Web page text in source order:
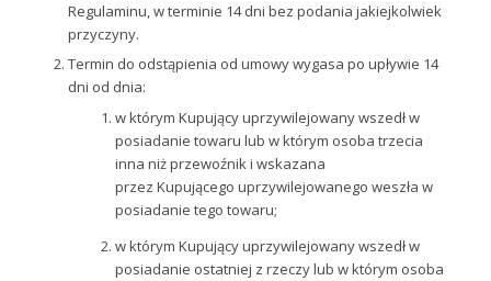
Regulaminu, w terminie 14 dni bez podania jakiejkolwiek
przyczyny.
Termin do odstąpienia od umowy wygasa po upływie 14
dni od dnia:
w którym Kupujący uprzywilejowany wszedł w
posiadanie towaru lub w którym osoba trzecia
inna niż przewoźnik i wskazana
przez Kupującego uprzywilejowanego weszła w
posiadanie tego towaru;
w którym Kupujący uprzywilejowany wszedł w
posiadanie ostatniej z rzeczy lub w którym osoba